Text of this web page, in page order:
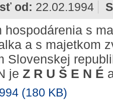
od: 22.02.1994
hospodárenia s
a s majetkom
Slovenskej
je Z R U Š E N É
(180 KB)